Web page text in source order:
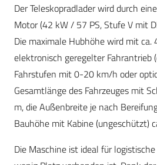
Der Teleskopradlader wird durch
Motor (42 kW / 57 PS, Stufe V mit
Die maximale Hubhöhe wird mit ca.
elektronisch geregelter Fahrantrieb
Fahrstufen mit 0-20 km/h oder
Gesamtlänge des Fahrzeuges mit
m, die Außenbreite je nach
Bauhöhe mit Kabine (ungeschützt)
Die Maschine ist ideal für